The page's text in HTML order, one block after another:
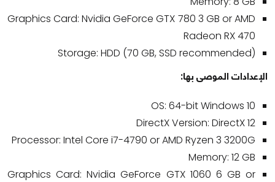
Graphics Card: Nvidia GeForce GTX 780 3 GB or AMD
Radeon RX 470
Storage: HDD (70 GB, SSD recommended)
الإعدادات الموصى بها:
OS: 64-bit Windows 10
DirectX Version: DirectX 12
Processor: Intel Core i7-4790 or AMD Ryzen 3 3200G
Memory: 12 GB
Graphics Card: Nvidia GeForce GTX 1060 6 GB or